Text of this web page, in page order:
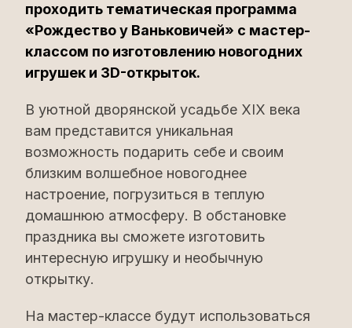
проходить тематическая программа
«Рождество у Ваньковичей» с мастер-
классом по изготовлению новогодних
игрушек и 3D-открыток.
В уютной дворянской усадьбе ХІХ века
вам представится уникальная
возможность подарить себе и своим
близким волшебное новогоднее
настроение, погрузиться в теплую
домашнюю атмосферу. В обстановке
праздника вы сможете изготовить
интересную игрушку и необычную
открытку.
На мастер-классе будут использоваться